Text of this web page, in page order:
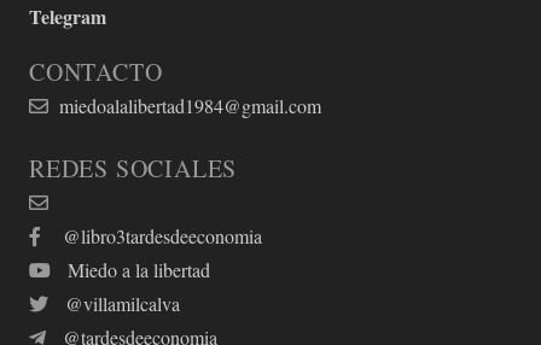
Telegram
CONTACTO
miedoalalibertad1984@gmail.com
REDES SOCIALES
@libro3tardesdeeconomia
Miedo a la libertad
@villamilcalva
@tardesdeeconomia